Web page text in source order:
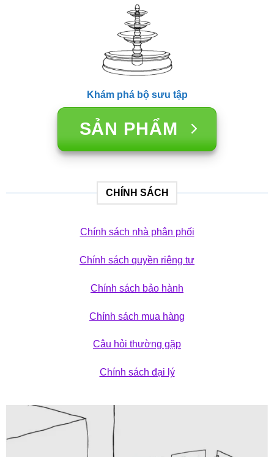
Khám phá bộ sưu tập
SẢN PHẨM
CHÍNH SÁCH
Chính sách nhà phân phối
Chính sách quyền riêng tư
Chính sách bảo hành
Chính sách mua hàng
Câu hỏi thường gặp
Chính sách đại lý